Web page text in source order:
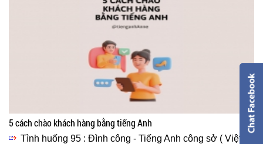
5 cách chào khách hàng bằng tiếng Anh
Tình huống 95 : Đình công - Tiếng Anh công sở ( Việt -